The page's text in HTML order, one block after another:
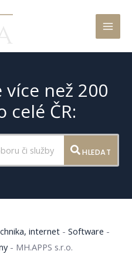
než 200
celé ČR:
HLEDAT
internet -Software -
- MH.APPS s.r.o.